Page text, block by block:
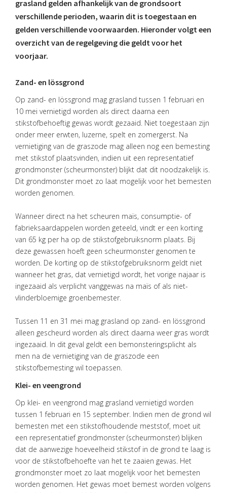
OVER
VISIE
ONS
TEAM
ACTUEEL
grasland gelden afhankelijk van de grondsoort
verschillende perioden, waarin dit is toegestaan en
gelden verschillende voorwaarden. Hieronder volgt een
overzicht van de regelgeving die geldt voor het
voorjaar.
Zand- en lössgrond
Op zand- en lössgrond mag grasland tussen 1 februari en
10 mei vernietigd worden als direct daarna een
stikstofbehoeftig gewas wordt gezaaid. Niet toegestaan zijn
onder meer erwten, luzerne, spelt en zomergerst. Na
vernietiging van de graszode mag alleen nog een bemesting
met stikstof plaatsvinden, indien uit een representatief
grondmonster (scheurmonster) blijkt dat dit noodzakelijk is.
Dit grondmonster moet zo laat mogelijk voor het bemesten
worden genomen.
Wanneer direct na het scheuren maïs, consumptie- of
fabrieksaardappelen worden geteeld, vindt er een korting
van 65 kg per ha op de stikstofgebruiksnorm plaats. Bij
deze gewassen hoeft geen scheurmonster genomen te
worden. De korting op de stikstofgebruiksnorm geldt niet
wanneer het gras, dat vernietigd wordt, het vorige najaar is
ingezaaid als verplicht vanggewas na maïs of als niet-
vlinderbloemige groenbemester.
Tussen 11 en 31 mei mag grasland op zand- en lössgrond
alleen gescheurd worden als direct daarna weer gras wordt
ingezaaid. In dit geval geldt een bemonsteringsplicht als
men na de vernietiging van de graszode een
stikstofbemesting wil toepassen.
Klei- en veengrond
Op klei- en veengrond mag grasland vernietigd worden
tussen 1 februari en 15 september. Indien men de grond wil
bemesten met een stikstofhoudende meststof, moet uit
een representatief grondmonster (scheurmonster) blijken
dat de aanwezige hoeveelheid stikstof in de grond te laag is
voor de stikstofbehoefte van het te zaaien gewas. Het
grondmonster moet zo laat mogelijk voor het bemesten
worden genomen. Het gewas moet bemest worden volgens